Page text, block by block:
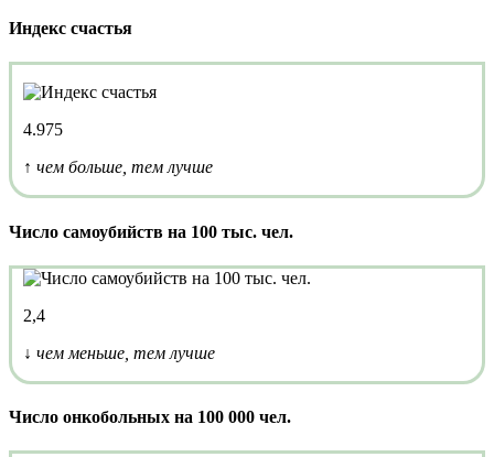
Индекс счастья
4.975
↑ чем больше, тем лучше
Число самоубийств на 100 тыс. чел.
2,4
↓ чем меньше, тем лучше
Число онкобольных на 100 000 чел.